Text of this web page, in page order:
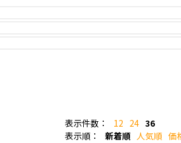
表示件数： 12 24 36
表示順：
新着順 人気順 価